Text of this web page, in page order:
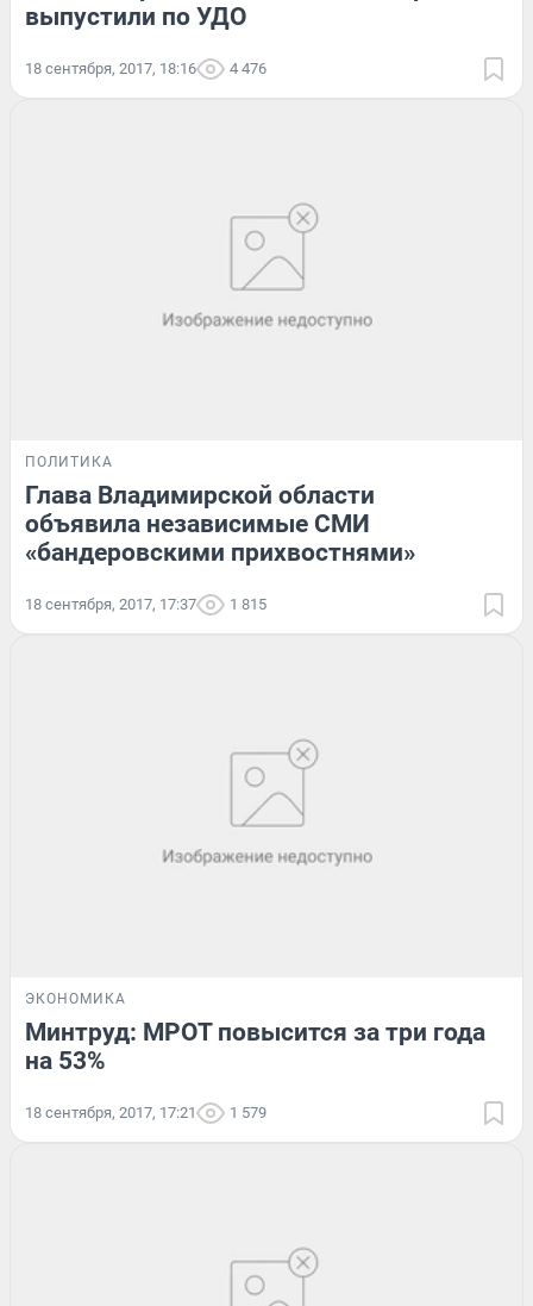
выпустили по УДО
18 сентября, 2017, 18:16 4 476
ПОЛИТИКА
Глава Владимирской области
объявила независимые СМИ
«бандеровскими прихвостнями»
18 сентября, 2017, 17:37 1 815
ЭКОНОМИКА
Минтруд: МРОТ повысится за три года
на 53%
18 сентября, 2017, 17:21 1 579